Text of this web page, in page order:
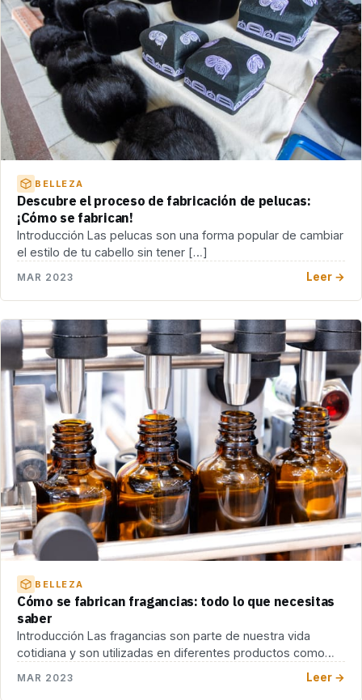
BELLEZA
Descubre el proceso de fabricación de pelucas:
¡Cómo se fabrican!
Introducción Las pelucas son una forma popular de cambiar
el estilo de tu cabello sin tener […]
MAR 2023 Leer →
BELLEZA
Cómo se fabrican fragancias: todo lo que necesitas
saber
Introducción Las fragancias son parte de nuestra vida
cotidiana y son utilizadas en diferentes productos como
MAR 2023 Leer →